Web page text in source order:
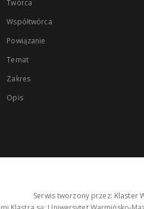
Twórca
Współtwórca
Powiązanie
Temat
Zakres
Opis
Serwis tworzony przez: Klaster